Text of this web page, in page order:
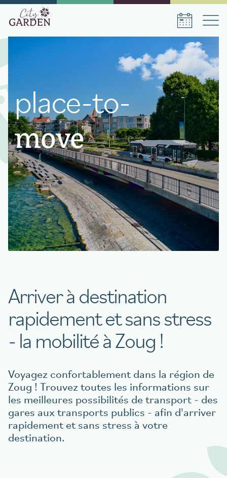
Réservez votre séjour
Date de départ
Nombre de personnes
1 chambre,1 guest
Réservez votre séjour
aigu Restaurant
place-to-
move
Arriver à destination
rapidement et sans stress
- la mobilité à Zoug !
Voyagez confortablement dans la région de
Zoug ! Trouvez toutes les informations sur
les meilleures possibilités de transport - des
gares aux transports publics - afin d'arriver
rapidement et sans stress à votre
destination.